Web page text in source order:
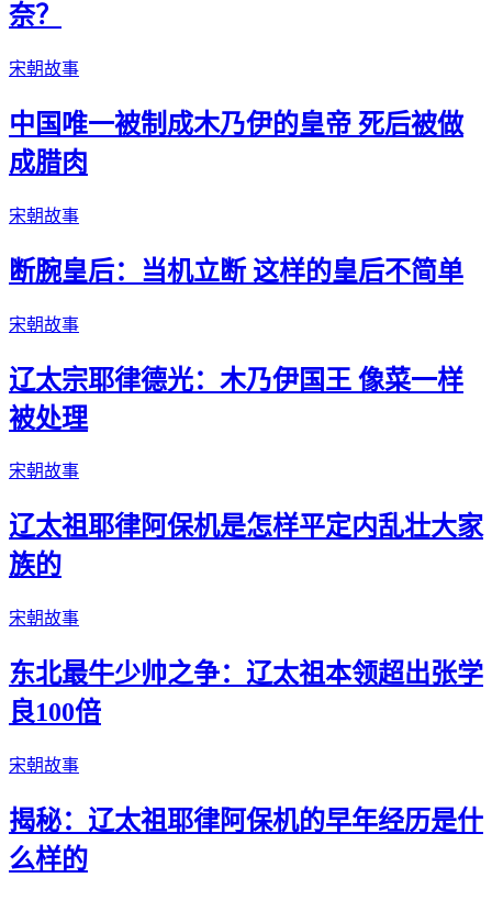
奈？
宋朝故事
中国唯一被制成木乃伊的皇帝 死后被做
成腊肉
宋朝故事
断腕皇后：当机立断 这样的皇后不简单
宋朝故事
辽太宗耶律德光：木乃伊国王 像菜一样
被处理
宋朝故事
辽太祖耶律阿保机是怎样平定内乱壮大家
族的
宋朝故事
东北最牛少帅之争：辽太祖本领超出张学
良100倍
宋朝故事
揭秘：辽太祖耶律阿保机的早年经历是什
么样的